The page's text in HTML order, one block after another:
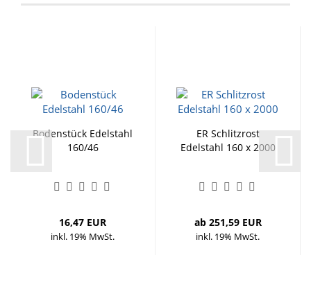
Bodenstück Edelstahl
160/46
16,47 EUR
inkl. 19% MwSt.
ER Schlitzrost
Edelstahl 160 x 2000
ab 251,59 EUR
inkl. 19% MwSt.